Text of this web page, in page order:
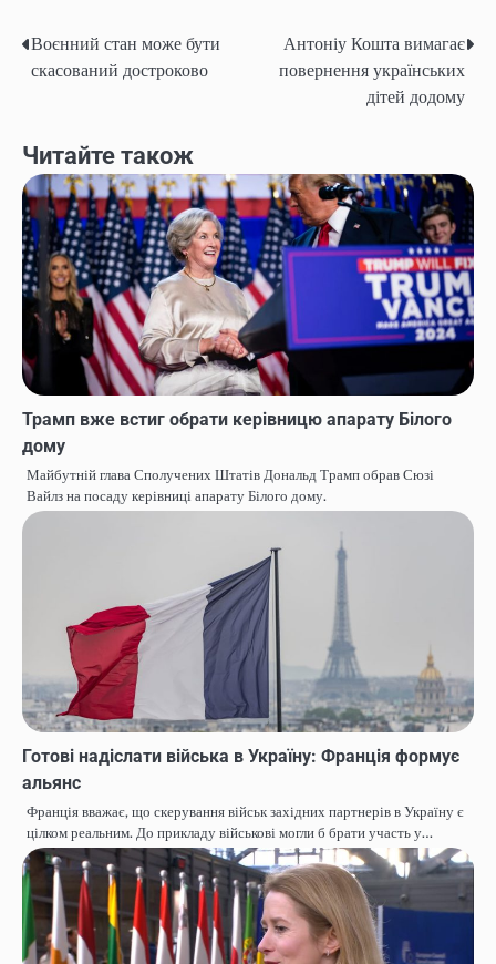
Навігація
Воєнний стан може бути
скасований достроково
Антоніу Кошта вимагає
повернення українських
дітей додому
Читайте також
Трамп вже встиг обрати керівницю апарату Білого
дому
Майбутній глава Сполучених Штатів Дональд Трамп обрав Сюзі
Вайлз на посаду керівниці апарату Білого дому.
Готові надіслати війська в Україну: Франція формує
альянс
Франція вважає, що скерування військ західних партнерів в Україну є
цілком реальним. До прикладу військові могли б брати участь у…